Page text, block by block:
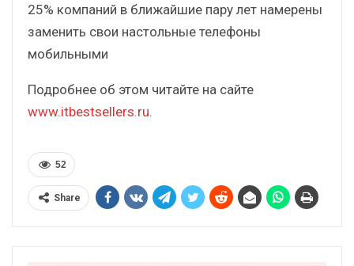
25% компаний в ближайшие пару лет намерены
заменить свои настольные телефоны
мобильными
Подробнее об этом читайте на сайте
www.itbestsellers.ru.
52
Share